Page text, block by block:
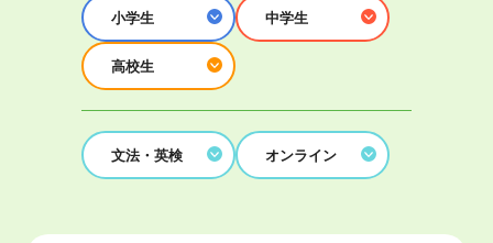
小学生 中学生
高校生
文法・英検 オンライン